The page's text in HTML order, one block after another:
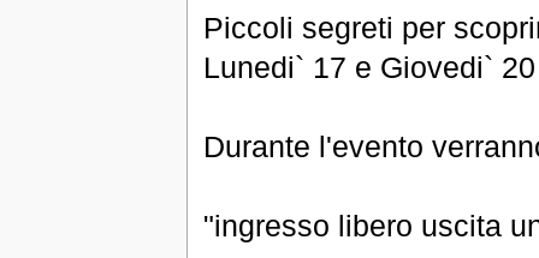
Piccoli segreti per
Lunedi` 17 e Giovedi`
Durante l'evento
"ingresso libero uscita